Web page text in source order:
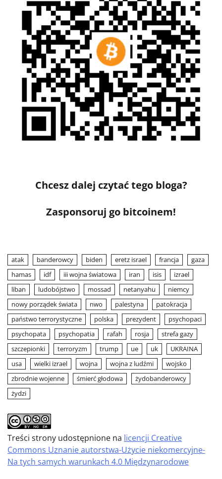
Chcesz dalej czytać tego bloga?
Zasponsoruj go bitcoinem!
atak banderowcy biden eretz israel francja
gaza
hamas
idf iii wojna światowa iran isis
izrael
liban
ludobójstwo mossad netanyahu
niemcy
nowy porządek świata
nwo palestyna
patokracja
państwo terrorystyczne
polska prezydent
psychopaci
psychopata
psychopatia rafah rosja
strefa gazy
szczepionki
terroryzm trump ue uk
UKRAINA
usa
wielki izrael wojna wojna z ludźmi
wojsko
zbrodnie wojenne
śmierć głodowa
żydobanderowcy
żydzi
Treści strony udostępnione na licencji Creative
Commons Uznanie autorstwa-Użycie niekomercyjne-
Na tych samych warunkach 4.0 Międzynarodowe